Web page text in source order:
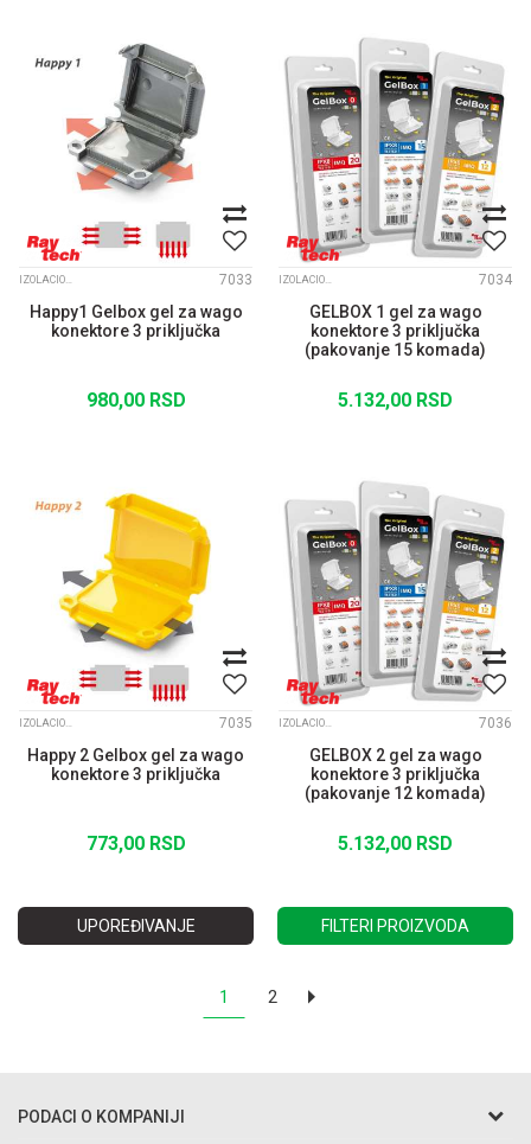
IZOLACIONI GELOVI I KONEKTORI 7033
Happy1 Gelbox gel za wago
konektore 3 priključka
980,00 RSD
IZOLACIONI GELOVI I KONEKTORI 7034
GELBOX 1 gel za wago
konektore 3 priključka
(pakovanje 15 komada)
5.132,00 RSD
IZOLACIONI GELOVI I KONEKTORI 7035
Happy 2 Gelbox gel za wago
konektore 3 priključka
773,00 RSD
IZOLACIONI GELOVI I KONEKTORI 7036
GELBOX 2 gel za wago
konektore 3 priključka
(pakovanje 12 komada)
5.132,00 RSD
UPOREĐIVANJE FILTERI PROIZVODA
1 2
PODACI O KOMPANIJI